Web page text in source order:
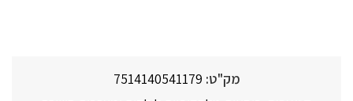
מק"ט: 7514140541179